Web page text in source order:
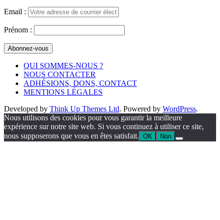
Email :
Prénom :
QUI SOMMES-NOUS ?
NOUS CONTACTER
ADHÉSIONS, DONS, CONTACT
MENTIONS LÉGALES
Developed by Think Up Themes Ltd. Powered by WordPress.
Nous utilisons des cookies pour vous garantir la meilleure
expérience sur notre site web. Si vous continuez à utiliser ce site,
nous supposerons que vous en êtes satisfait. OK Non